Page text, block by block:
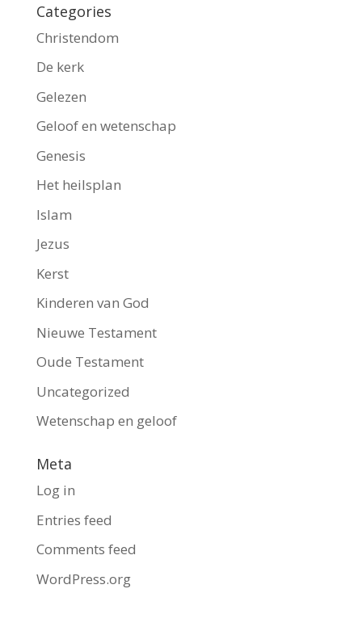
Categories
Christendom
De kerk
Gelezen
Geloof en wetenschap
Genesis
Het heilsplan
Islam
Jezus
Kerst
Kinderen van God
Nieuwe Testament
Oude Testament
Uncategorized
Wetenschap en geloof
Meta
Log in
Entries feed
Comments feed
WordPress.org